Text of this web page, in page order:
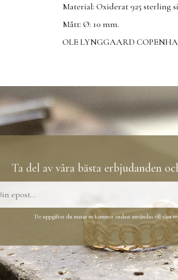
Material: Oxiderat 925 sterling
Mått: Ø: 10 mm.
OLE LYNGGAARD
Ta del av våra bästa erbjudanden
De uppgifter du matar in kommer endast användas till våra